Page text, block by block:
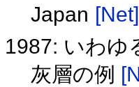
Japan [Net]
1987: いわゆ
灰層の例